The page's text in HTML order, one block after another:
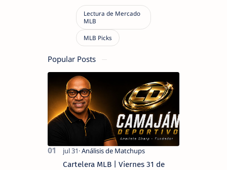
Popular Posts
Cartelera MLB | Viernes 31 de